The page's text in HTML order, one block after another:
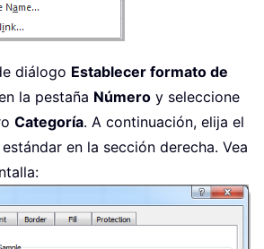
diálogo Establecer formato de
la pestaña Número y seleccione
Categoría. A continuación, elija el
en la sección derecha. Vea